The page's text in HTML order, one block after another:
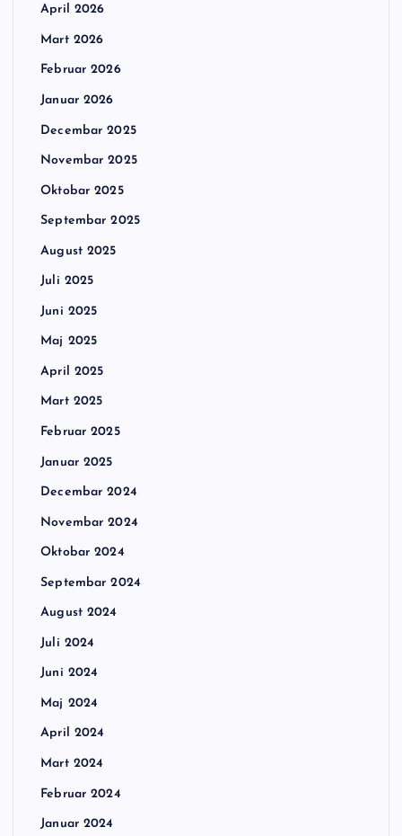
April 2026
Mart 2026
Februar 2026
Januar 2026
Decembar 2025
Novembar 2025
Oktobar 2025
Septembar 2025
August 2025
Juli 2025
Juni 2025
Maj 2025
April 2025
Mart 2025
Februar 2025
Januar 2025
Decembar 2024
Novembar 2024
Oktobar 2024
Septembar 2024
August 2024
Juli 2024
Juni 2024
Maj 2024
April 2024
Mart 2024
Februar 2024
Januar 2024